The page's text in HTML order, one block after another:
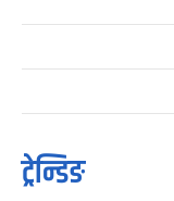
ट्रेन्डिङ